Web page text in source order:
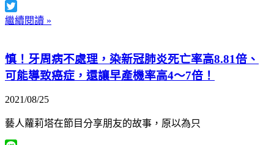
Facebook
Twitter
繼續閱讀 »
慎！牙周病不處理，染新冠肺炎死亡率高8.81倍、
可能導致癌症，還讓早產機率高4～7倍！
2021/08/25
藝人蘿莉塔在節目分享朋友的故事，原以為只